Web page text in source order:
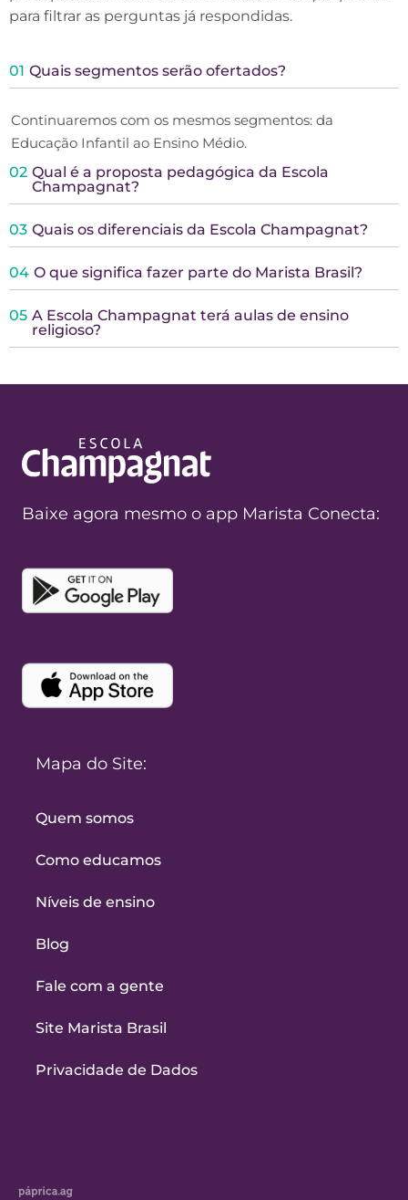
para filtrar as perguntas já respondidas.
01 Quais segmentos serão ofertados?
Continuaremos com os mesmos segmentos: da
Educação Infantil ao Ensino Médio.
02 Qual é a proposta pedagógica da Escola
Champagnat?
03 Quais os diferenciais da Escola Champagnat?
04 O que significa fazer parte do Marista Brasil?
05 A Escola Champagnat terá aulas de ensino
religioso?
Baixe agora mesmo o app Marista Conecta:
Mapa do Site:
Quem somos
Como educamos
Níveis de ensino
Blog
Fale com a gente
Site Marista Brasil
Privacidade de Dados